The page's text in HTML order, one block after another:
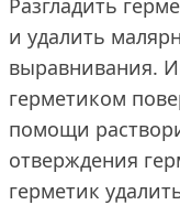
Разгладить
и удалить
выравнивания.
герметиком
помощи
отверждения
герметик